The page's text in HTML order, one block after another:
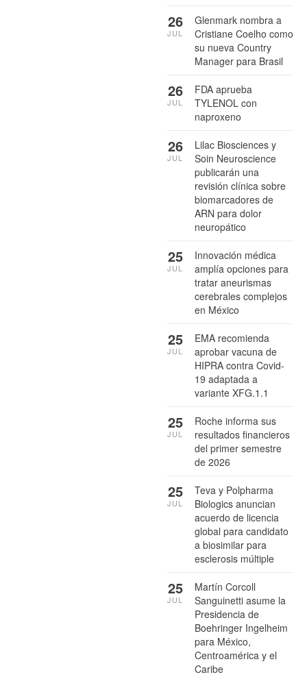
Glenmark nombra a
Cristiane Coelho como
su nueva Country
Manager para Brasil
26
JUL
FDA aprueba
TYLENOL con
naproxeno
26
JUL
Lilac Biosciences y
Soin Neuroscience
publicarán una
revisión clínica sobre
biomarcadores de
ARN para dolor
neuropático
26
JUL
Innovación médica
amplía opciones para
tratar aneurismas
cerebrales complejos
en México
25
JUL
EMA recomienda
aprobar vacuna de
HIPRA contra Covid-
19 adaptada a
variante XFG.1.1
25
JUL
Roche informa sus
resultados financieros
del primer semestre
de 2026
25
JUL
Teva y Polpharma
Biologics anuncian
acuerdo de licencia
global para candidato
a biosimilar para
esclerosis múltiple
25
JUL
Martín Corcoll
Sanguinetti asume la
Presidencia de
Boehringer Ingelheim
para México,
Centroamérica y el
Caribe
25
JUL